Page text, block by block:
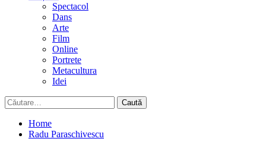
Spectacol
Dans
Arte
Film
Online
Portrete
Metacultura
Idei
Caută
după:
Home
Radu Paraschivescu